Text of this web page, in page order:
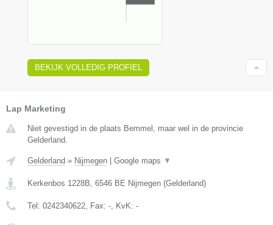
BEKIJK VOLLEDIG PROFIEL
Lap Marketing
Niet gevestigd in de plaats Bemmel, maar wel in de provincie
Gelderland.
Gelderland » Nijmegen Google maps ▼
Kerkenbos 1228B, 6546 BE Nijmegen (Gelderland)
Tel: 0242340622, Fax: -, KvK: -